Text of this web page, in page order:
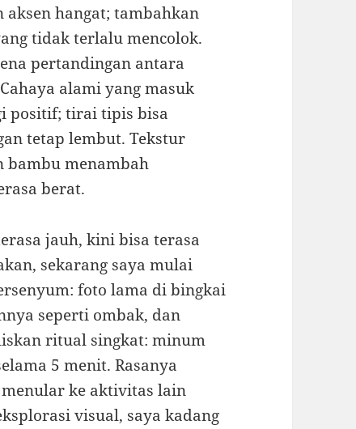
hangat; tambahkan
tidak terlalu mencolok.
pertandingan antara
alami yang masuk
positif; tirai tipis bisa
tetap lembut. Tekstur
bambu menambah
berat.
jauh, kini bisa terasa
sekarang saya mulai
foto lama di bingkai
seperti ombak, dan
ritual singkat: minum
5 menit. Rasanya
ke aktivitas lain
visual, saya kadang